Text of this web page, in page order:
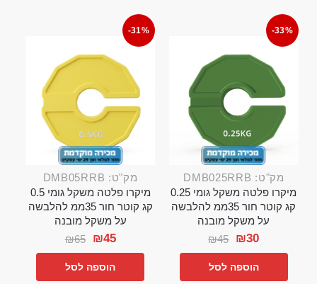
-33%
מק"ט: DMB025RRB
מיקרו פלטה משקל גומי 0.25
קג קוטר חור 35ממ להלבשה
על משקל מובנה
₪45 ₪30
הוספה לסל
-31%
מק"ט: DMB05RRB
מיקרו פלטה משקל גומי 0.5
קג קוטר חור 35ממ להלבשה
על משקל מובנה
₪65 ₪45
הוספה לסל